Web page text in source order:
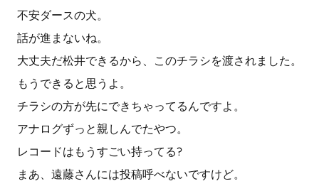
不安ダースの犬。
話が進まないね。
大丈夫だ松井できるから、このチラシを渡されました。
もうできると思うよ。
チラシの方が先にできちゃってるんですよ。
アナログずっと親しんでたやつ。
レコードはもうすごい持ってる?
まあ、遠藤さんには投稿呼べないですけど。